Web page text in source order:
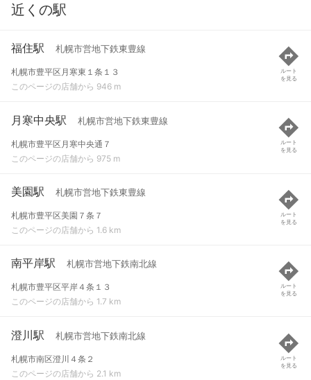
近くの駅
福住駅 札幌市営地下鉄東豊線
札幌市豊平区月寒東１条１３
このページの店舗から 946 m
ルート
を見る
月寒中央駅 札幌市営地下鉄東豊線
札幌市豊平区月寒中央通７
このページの店舗から 975 m
ルート
を見る
美園駅 札幌市営地下鉄東豊線
札幌市豊平区美園７条７
このページの店舗から 1.6 km
ルート
を見る
南平岸駅 札幌市営地下鉄南北線
札幌市豊平区平岸４条１３
このページの店舗から 1.7 km
ルート
を見る
澄川駅 札幌市営地下鉄南北線
札幌市南区澄川４条２
このページの店舗から 2.1 km
ルート
を見る